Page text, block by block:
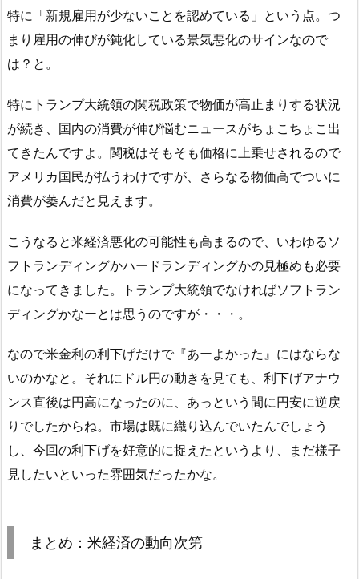
特に「新規雇用が少ないことを認めている」という点。つ
まり雇用の伸びが鈍化している景気悪化のサインなので
は？と。
特にトランプ大統領の関税政策で物価が高止まりする状況
が続き、国内の消費が伸び悩むニュースがちょこちょこ出
てきたんですよ。関税はそもそも価格に上乗せされるので
アメリカ国民が払うわけですが、さらなる物価高でついに
消費が萎んだと見えます。
こうなると米経済悪化の可能性も高まるので、いわゆるソ
フトランディングかハードランディングかの見極めも必要
になってきました。トランプ大統領でなければソフトラン
ディングかなーとは思うのですが・・・。
なので米金利の利下げだけで『あーよかった』にはならな
いのかなと。それにドル円の動きを見ても、利下げアナウ
ンス直後は円高になったのに、あっという間に円安に逆戻
りでしたからね。市場は既に織り込んでいたんでしょう
し、今回の利下げを好意的に捉えたというより、まだ様子
見したいといった雰囲気だったかな。
まとめ：米経済の動向次第